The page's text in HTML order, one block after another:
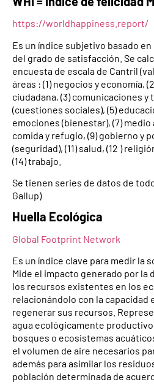
https://worldhappiness.report/
Es un índice subjetivo basado
del grado de satisfacción. Se
encuesta de escala de Cantril
áreas : (1) negocios y economía,
ciudadana, (3) comunicaciones y
(cuestiones sociales), (5)
emociones (bienestar), (7) medio
comida y refugio, (9) gobierno y
(seguridad), (11) salud, (12 )
(14) trabajo.
Se tienen series de datos de
Gallup)
Huella Ecológica
Global Footprint Network
Es un índice clave para medir la
Mide el impacto generado por la
los recursos existentes en los
relacionándolo con la capacidad
regenerar sus recursos.
agua ecológicamente
bosques o ecosistemas
el volumen de aire necesarios
además para asimilar los
población determinada de